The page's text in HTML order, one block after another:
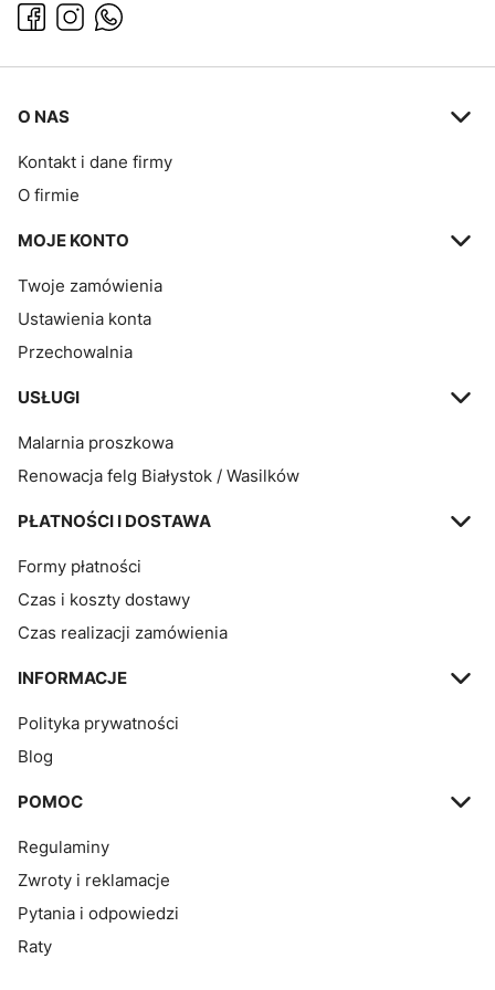
Linki w stopce
O NAS
Kontakt i dane firmy
O firmie
MOJE KONTO
Twoje zamówienia
Ustawienia konta
Przechowalnia
USŁUGI
Malarnia proszkowa
Renowacja felg Białystok / Wasilków
PŁATNOŚCI I DOSTAWA
Formy płatności
Czas i koszty dostawy
Czas realizacji zamówienia
INFORMACJE
Polityka prywatności
Blog
POMOC
Regulaminy
Zwroty i reklamacje
Pytania i odpowiedzi
Raty